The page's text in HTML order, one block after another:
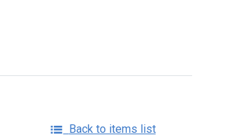
Back to items list